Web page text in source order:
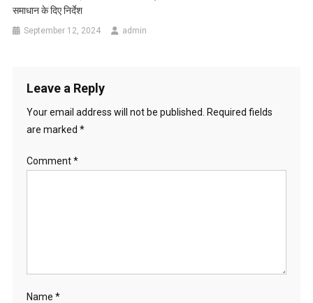
समाधान के दिए निर्देश
September 12, 2024 admin
Leave a Reply
Your email address will not be published.
Required fields
are marked *
Comment*
Name *